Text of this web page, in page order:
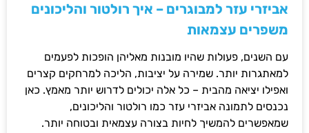
אביזרי עזר למבוגרים – איך רולטור והליכונים
משפרים עצמאות
עם השנים, פעולות שהיו מובנות מאליהן הופכות לפעמים
למאתגרות יותר. שמירה על יציבות, הליכה למרחקים קצרים
ואפילו יציאה מהבית – כל אלה יכולים לדרוש יותר מאמץ. כאן
נכנסים לתמונה אביזרי עזר כמו רולטור והליכונים,
שמאפשרים להמשיך לחיות בצורה עצמאית ובטוחה יותר.